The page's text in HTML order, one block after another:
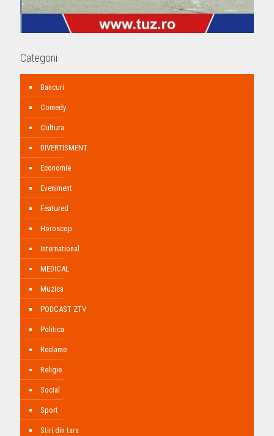
Categorii
Bancuri
Comedy
Cultura
DIVERTISMENT
Economie
Eveniment
Featured
Horoscop
International
MEDICAL
Muzica
PODCAST ZTV
Politica
Reclame
Religie
Social
Sport
Stiri din tara